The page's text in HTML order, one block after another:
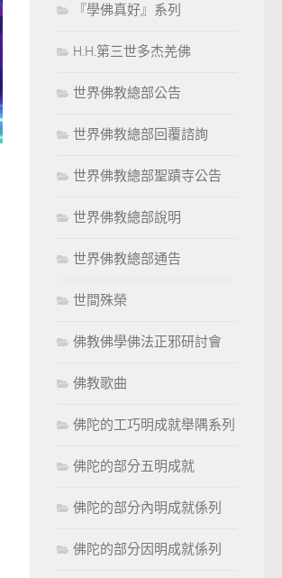
『學佛真好』系列
H.H.第三世多杰羌佛
世界佛教總部公告
世界佛教總部回覆諮詢
世界佛教總部聖蹟寺公告
世界佛教總部說明
世界佛教總部通告
世間殊榮
佛教佛學佛法正邪研討會
佛教歌曲
佛陀的工巧明成就舉隅系列
佛陀的部分五明成就
佛陀的部分內明成就係列
佛陀的部分因明成就係列